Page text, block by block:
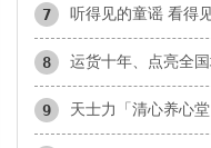
7
8
9 天士力「清心养心